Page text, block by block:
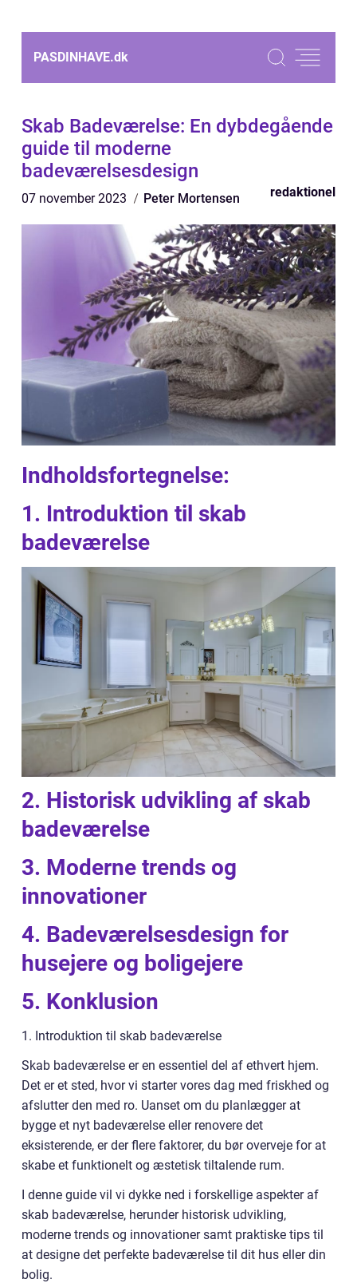
PASDINHAVE.dk
Skab Badeværelse: En dybdegående
guide til moderne
badeværelsesdesign
07 november 2023 Peter Mortensen redaktionel
Indholdsfortegnelse:
1. Introduktion til skab
badeværelse
2. Historisk udvikling af skab
badeværelse
3. Moderne trends og
innovationer
4. Badeværelsesdesign for
husejere og boligejere
5. Konklusion
1. Introduktion til skab badeværelse
Skab badeværelse er en essentiel del af ethvert hjem.
Det er et sted, hvor vi starter vores dag med friskhed og
afslutter den med ro. Uanset om du planlægger at
bygge et nyt badeværelse eller renovere det
eksisterende, er der flere faktorer, du bør overveje for at
skabe et funktionelt og æstetisk tiltalende rum.
I denne guide vil vi dykke ned i forskellige aspekter af
skab badeværelse, herunder historisk udvikling,
moderne trends og innovationer samt praktiske tips til
at designe det perfekte badeværelse til dit hus eller din
bolig.